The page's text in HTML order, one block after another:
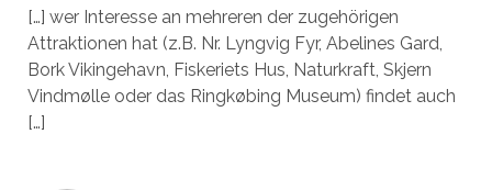
[…] wer Interesse an mehreren der zugehörigen
Attraktionen hat (z.B. Nr. Lyngvig Fyr, Abelines Gard,
Bork Vikingehavn, Fiskeriets Hus, Naturkraft, Skjern
Vindmølle oder das Ringkøbing Museum) findet auch
[…]